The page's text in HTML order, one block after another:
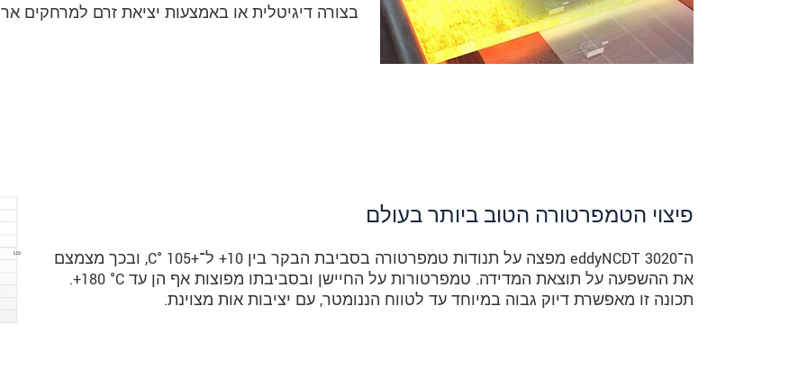
בצורה דיגיטלית או באמצעות יציאת זרם למרחקים
פיצוי הטמפרטורה הטוב ביותר בעולם
ה־eddyNCDT 3020 מפצה על תנודות טמפרטורה בסביבת הבקר בין ‎+10 ל־+105 °C, ובכך מצמצם
את ההשפעה על תוצאת המדידה. טמפרטורות על החיישן ובסביבתו מפוצות אף הן עד ‎+180 °C.
תכונה זו מאפשרת דיוק גבוה במיוחד עד לטווח הננומטר, עם יציבות אות מצוינת.